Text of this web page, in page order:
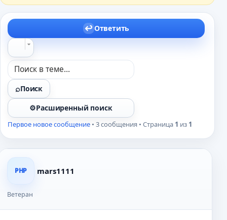
Ответить
Поиск
Расширенный поиск
Первое новое сообщение • 3 сообщения • Страница 1 из 1
PHP mars1111
Ветеран